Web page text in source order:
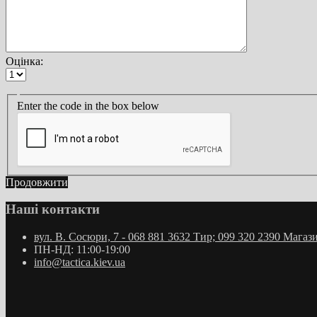
Оцінка:
Enter the code in the box below
Продовжити
Наші контакти
вул. В. Сосюри, 7 - 068 881 3632 Тир; 099 320 2390
ПН-НД: 11:00-19:00
info@tactica.kiev.ua